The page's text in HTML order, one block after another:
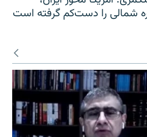
شمالی را دست‌کم گرفته است